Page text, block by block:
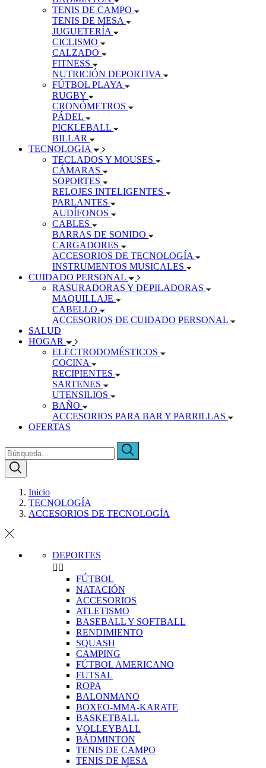
TENIS DE CAMPO
TENIS DE MESA
JUGUETERÍA
CICLISMO
CALZADO
FITNESS
NUTRICIÓN DEPORTIVA
FÚTBOL PLAYA
RUGBY
CRONÓMETROS
PÁDEL
PICKLEBALL
BILLAR
TECNOLOGIA
TECLADOS Y MOUSES
CÁMARAS
SOPORTES
RELOJES INTELIGENTES
PARLANTES
AUDÍFONOS
CABLES
BARRAS DE SONIDO
CARGADORES
ACCESORIOS DE TECNOLOGÍA
INSTRUMENTOS MUSICALES
CUIDADO PERSONAL
RASURADORAS Y DEPILADORAS
MAQUILLAJE
CABELLO
ACCESORIOS DE CUIDADO PERSONAL
SALUD
HOGAR
ELECTRODOMÉSTICOS
COCINA
RECIPIENTES
SARTENES
UTENSILIOS
BAÑO
ACCESORIOS PARA BAR Y PARRILLAS
OFERTAS
Inicio
TECNOLOGÍA
ACCESORIOS DE TECNOLOGÍA
DEPORTES
 
FÚTBOL
NATACIÓN
ACCESORIOS
ATLETISMO
BASEBALL Y SOFTBALL
RENDIMIENTO
SQUASH
CAMPING
FÚTBOL AMERICANO
FUTSAL
ROPA
BALONMANO
BOXEO-MMA-KARATE
BASKETBALL
VOLLEYBALL
BÁDMINTON
TENIS DE CAMPO
TENIS DE MESA